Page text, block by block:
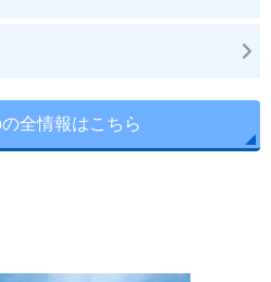
全情報はこちら